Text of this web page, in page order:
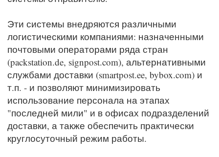
Эти системы внедряются различными
логистическими компаниями: назначенными
почтовыми операторами ряда стран
(packstation.de, signpost.com), альтернативными
службами доставки (smartpost.ee, bybox.com) и
т.п. - и позволяют минимизировать
использование персонала на этапах
"последней мили" и в офисах подразделений
доставки, а также обеспечить практически
круглосуточный режим работы.